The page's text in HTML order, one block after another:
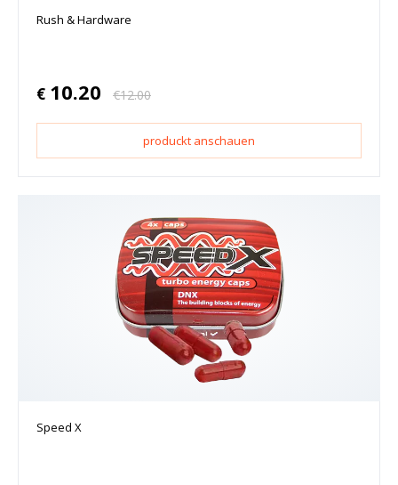
Rush & Hardware
€ 10.20 €12.00
produckt anschauen
Speed X